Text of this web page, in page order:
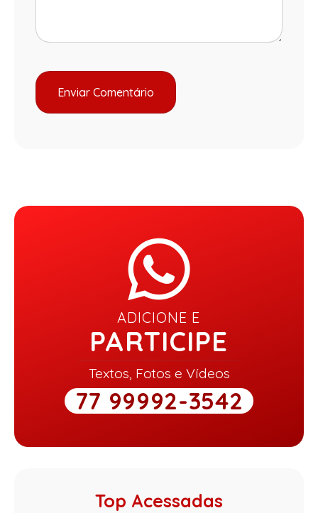
ADICIONE E
PARTICIPE
Textos, Fotos e Vídeos
77 99992-3542
Top Acessadas